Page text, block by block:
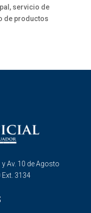
servicio de
de productos
Av. 10 de Agosto
3134